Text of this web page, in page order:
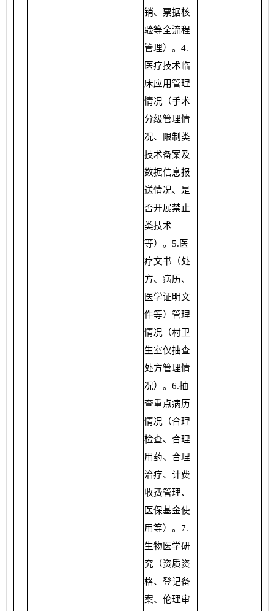
销、票据核
验等全流程
管理）。4.
医疗技术临
床应用管理
情况（手术
分级管理情
况、限制类
技术备案及
数据信息报
送情况、是
否开展禁止
类技术
等）。5.医
疗文书（处
方、病历、
医学证明文
件等）管理
情况（村卫
生室仅抽查
处方管理情
况）。6.抽
查重点病历
情况（合理
检查、合理
用药、合理
治疗、计费
收费管理、
医保基金使
用等）。7.
生物医学研
究（资质资
格、登记备
案、伦理审